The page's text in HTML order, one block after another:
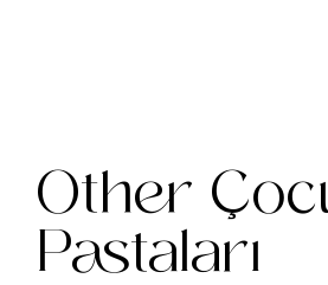
Other
Pastaları